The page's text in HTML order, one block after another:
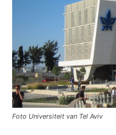
Foto Universiteit van Tel Aviv